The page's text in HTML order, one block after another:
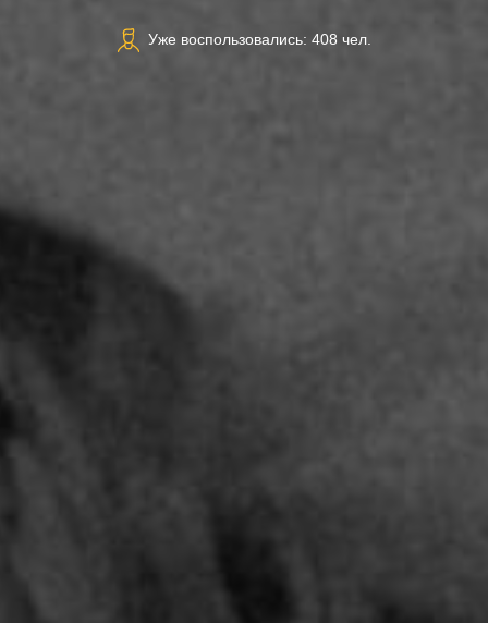
Уже воспользовались: 408 чел.